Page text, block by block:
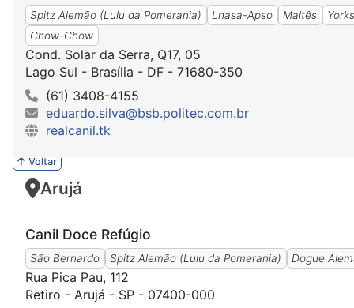
Spitz Alemão (Lulu da Pomerania) Lhasa-Apso Maltês
Chow-Chow
Cond. Solar da Serra, Q17, 05
Lago Sul - Brasília - DF - 71680-350
(61) 3408-4155
eduardo.silva@bsb.politec.com.br
realcanil.tk
Voltar
Arujá
Canil Doce Refúgio
São Bernardo Spitz Alemão (Lulu da Pomerania) Dogue
Rua Pica Pau, 112
Retiro - Arujá - SP - 07400-000